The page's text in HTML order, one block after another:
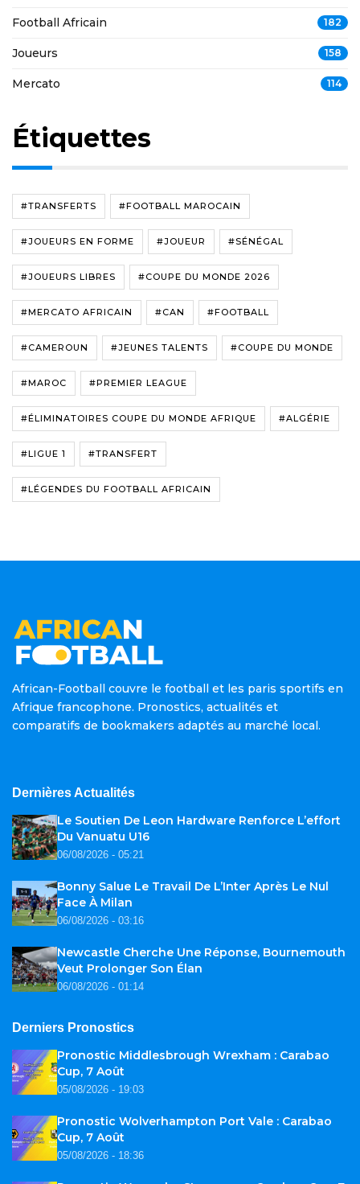
Football Africain 182
Joueurs 158
Mercato 114
Étiquettes
#TRANSFERTS #FOOTBALL MAROCAIN
#JOUEURS EN FORME #JOUEUR #SÉNÉGAL
#JOUEURS LIBRES #COUPE DU MONDE 2026
#MERCATO AFRICAIN #CAN #FOOTBALL
#CAMEROUN #JEUNES TALENTS #COUPE DU MONDE
#MAROC #PREMIER LEAGUE
#ÉLIMINATOIRES COUPE DU MONDE AFRIQUE #ALGÉRIE
#LIGUE 1 #TRANSFERT
#LÉGENDES DU FOOTBALL AFRICAIN
African-Football couvre le football et les paris sportifs en
Afrique francophone. Pronostics, actualités et
comparatifs de bookmakers adaptés au marché local.
Dernières Actualités
Le Soutien De Leon Hardware Renforce L’effort
Du Vanuatu U16
06/08/2026 - 05:21
Bonny Salue Le Travail De L’Inter Après Le Nul
Face À Milan
06/08/2026 - 03:16
Newcastle Cherche Une Réponse, Bournemouth
Veut Prolonger Son Élan
06/08/2026 - 01:14
Derniers Pronostics
Pronostic Middlesbrough Wrexham : Carabao
Cup, 7 Août
05/08/2026 - 19:03
Pronostic Wolverhampton Port Vale : Carabao
Cup, 7 Août
05/08/2026 - 18:36